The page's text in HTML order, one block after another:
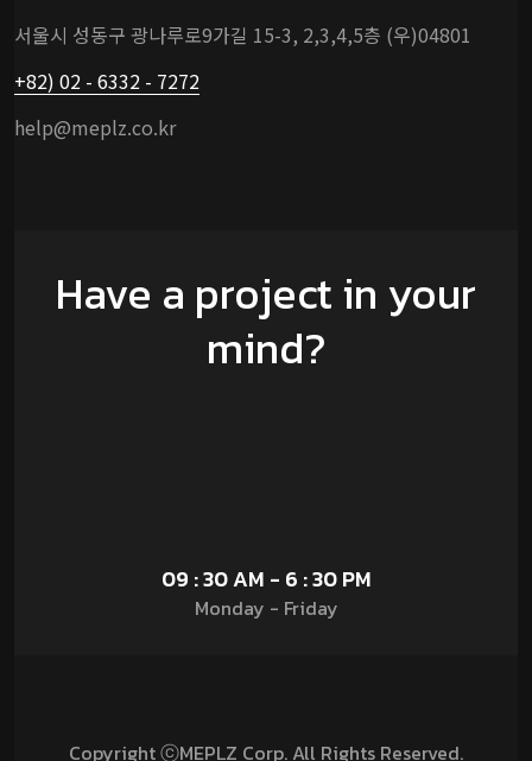
서울시 성동구 광나루로9가길 15-3, 2,3,4,5층 (우)04801
+82) 02 - 6332 - 7272
help@meplz.co.kr
Have a project in your
mind?
09 : 30 AM - 6 : 30 PM
Monday - Friday
Copyright ⓒMEPLZ Corp. All Rights Reserved.